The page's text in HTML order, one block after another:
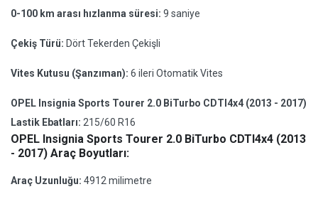
0-100 km arası hızlanma süresi: 9 saniye
Çekiş Türü: Dört Tekerden Çekişli
Vites Kutusu (Şanzıman): 6 ileri Otomatik Vites
OPEL Insignia Sports Tourer 2.0 BiTurbo CDTI4x4 (2013 - 2017)
Lastik Ebatları: 215/60 R16
OPEL Insignia Sports Tourer 2.0 BiTurbo CDTI4x4 (2013
- 2017) Araç Boyutları:
Araç Uzunluğu: 4912 milimetre